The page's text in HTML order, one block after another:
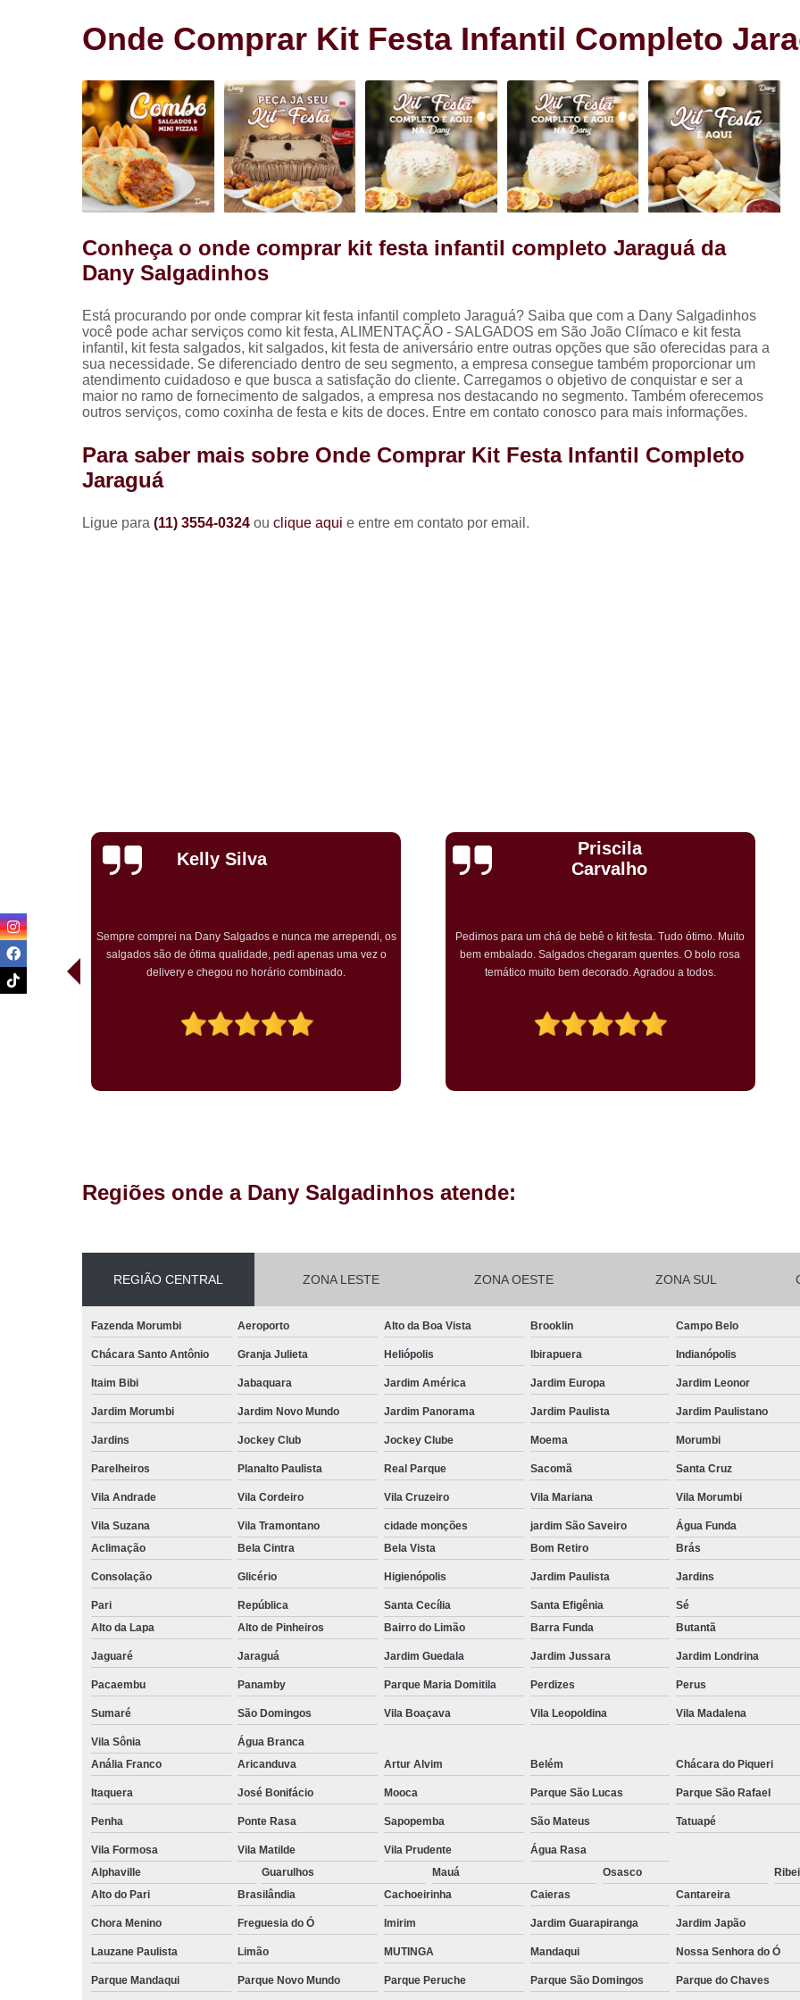
Salgados para
Cento de
Cento de
Cento de Salgado São João
Cento de
Cento de
Cento do Salgado para
Coxinha de Festa com
Coxinha de Frango para
Coxinha Festa Assada
Coxinha Frango de Festa
Coxinha para Festa de
Kit
Kit Festa de
Kit Festa de
Kit Festa de Aniversário
Kit Completo de Festa Pq Bristol
Kit Completo Festa Sacomã
Kit Festa
Kit Festa Infantil Completo
Mini Pastel de Festa Heliópolis
Salgadinhos de
Salgadinhos Festa Infantil Sacomã
Salgadinhos
Salgadinhos para
Salgadinhos
Salgadinhos
Salgadinhos Vegetarianos
Salgado para Festa
Salgado para Festa de
Salgado para Festa de
Salgado para Festa em
Salgado para Festa Frito
Onde Comprar Kit Festa Infantil Completo
Conheça o onde comprar kit festa infantil completo Jaraguá da
Dany Salgadinhos
Está procurando por onde comprar kit festa infantil completo Jaraguá? Saiba que com a Dany Salgadinhos
você pode achar serviços como kit festa, ALIMENTAÇÃO - SALGADOS em São João Clímaco e kit festa
infantil, kit festa salgados, kit salgados, kit festa de aniversário entre outras opções que são oferecidas para a
sua necessidade. Se diferenciado dentro de seu segmento, a empresa consegue também proporcionar um
atendimento cuidadoso e que busca a satisfação do cliente. Carregamos o objetivo de conquistar e ser a
maior no ramo de fornecimento de salgados, a empresa nos destacando no segmento. Também oferecemos
outros serviços, como coxinha de festa e kits de doces. Entre em contato conosco para mais informações.
Para saber mais sobre Onde Comprar Kit Festa Infantil Completo
Jaraguá
Ligue para (11) 3554-0324 ou clique aqui e entre em contato por email.
os
o
Priscila
Carvalho
Pedimos para um chá de bebê o kit festa. Tudo ótimo. Muito
bem embalado. Salgados chegaram quentes. O bolo rosa
temático muito bem decorado. Agradou a todos.
Cristiane Dramali de
Oliveira
encomendei para o aniversário da minha mãe! Todos os
convidados gostaram muito! O preço também foi excelente e
tornarei a encomendar!
Regiões onde a Dany Salgadinhos atende:
REGIÃO CENTRAL ZONA LESTE ZONA OESTE ZONA SUL
Fazenda Morumbi Aeroporto Alto da Boa Vista Brooklin Campo Belo
Chácara Santo Antônio Granja Julieta Heliópolis Ibirapuera Indianópolis
Itaim Bibi Jabaquara Jardim América Jardim Europa Jardim Leonor
Jardim Morumbi Jardim Novo Mundo Jardim Panorama Jardim Paulista Jardim Paulistano
Jardins Jockey Club Jockey Clube Moema Morumbi
Parelheiros Planalto Paulista Real Parque Sacomã Santa Cruz
Vila Andrade Vila Cordeiro Vila Cruzeiro Vila Mariana Vila Morumbi
Vila Suzana Vila Tramontano cidade monções jardim São Saveiro
Água Funda
Aclimação
Bela Cintra Bela Vista Bom Retiro Brás
Consolação Glicério Higienópolis Jardim Paulista Jardins
Pari República Santa Cecília Santa Efigênia Sé
Alto da Lapa
Alto de Pinheiros Bairro do Limão Barra Funda Butantã
Jaguaré Jaraguá Jardim Guedala Jardim Jussara Jardim Londrina
Pacaembu Panamby Parque Maria Domitila Perdizes Perus
Sumaré São Domingos Vila Boaçava Vila Leopoldina Vila Madalena
Vila Sônia
Água Branca
Anália Franco
Aricanduva Artur Alvim Belém Chácara do Piqueri
Itaquera José Bonifácio Mooca Parque São Lucas Parque São Rafael
Penha Ponte Rasa Sapopemba São Mateus Tatuapé
Vila Formosa Vila Matilde Vila Prudente
Água Rasa
Alphaville
Guarulhos Mauá Osasco
Alto do Pari
Brasilândia Cachoeirinha Caieras Cantareira
Chora Menino Freguesia do Ó Imirim Jardim Guarapiranga Jardim Japão
Lauzane Paulista Limão MUTINGA Mandaqui Nossa Senhora do Ó
Parque Mandaqui Parque Novo Mundo Parque Peruche Parque São Domingos Parque do Chaves